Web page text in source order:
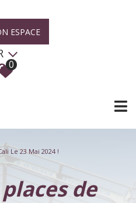
ESPACE
0
Le 23 Mai 2024 !